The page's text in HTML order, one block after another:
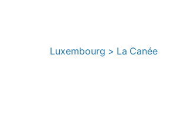
Luxembourg > La Canée